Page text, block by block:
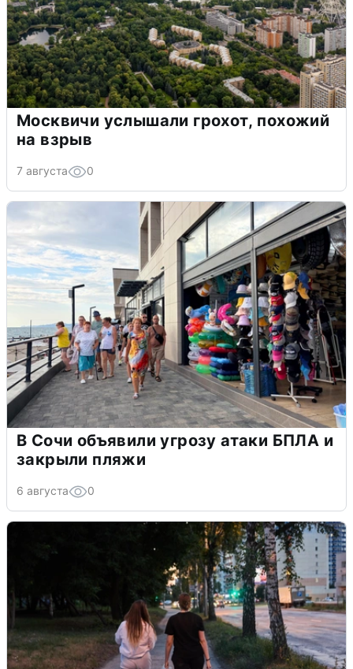
Москвичи услышали грохот, похожий
на взрыв
7 августа 0
В Сочи объявили угрозу атаки БПЛА и
закрыли пляжи
6 августа 0